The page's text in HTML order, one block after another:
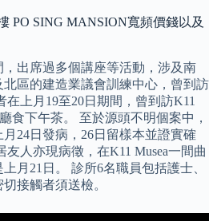
PO SING MANSION寬頻價錢以及
，出席過多個講座等活動，涉及南
區的建造業議會訓練中心，曾到訪
在上月19至20日期間，曾到訪K11
食下午茶。 至於源頭不明個案中，
24日發病，26日留樣本並證實確
人亦現病徵，在K11 Musea一間曲
月21日。 診所6名職員包括護士、
接觸者須送檢。